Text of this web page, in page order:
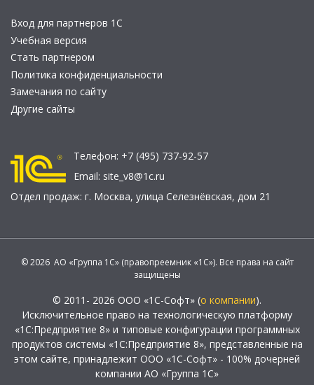
Вход для партнеров 1С
Учебная версия
Стать партнером
Политика конфиденциальности
Замечания по сайту
Другие сайты
Телефон: +7 (495) 737-92-57
Email: site_v8@1c.ru
Отдел продаж: г. Москва, улица Селезнёвская, дом 21
© 2026 АО «Группа 1С» (правопреемник «1С»). Все права на сайт
защищены
© 2011- 2026 ООО «1С-Софт» (о компании).
Исключительное право на технологическую платформу
«1С:Предприятие 8» и типовые конфигурации программных
продуктов системы «1С:Предприятие 8», представленные на
этом сайте, принадлежит ООО «1С-Софт» - 100% дочерней
компании АО «Группа 1С»